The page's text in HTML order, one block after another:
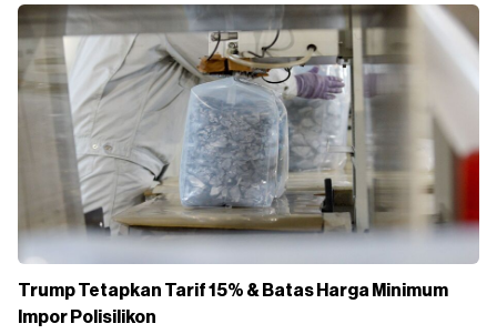
Trump Tetapkan Tarif 15% & Batas Harga Minimum
Impor Polisilikon